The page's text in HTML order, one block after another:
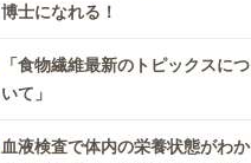
博士になれる！
「食物繊維最新のトピックスにつ
いて」
血液検査で体内の栄養状態がわか